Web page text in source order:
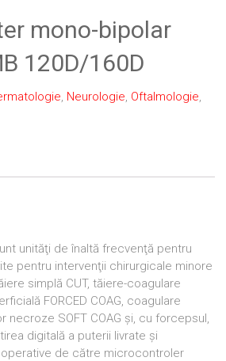
mono-bipolar
120D/160D
, Neurologie, Oftalmologie,
unităţi de înaltă frecvenţă pentru
pentru intervenţii chirurgicale minore
simplă CUT, tăiere-coagulare
FORCED COAG, coagulare
necroze SOFT COAG şi, cu forcepsul,
digitală a puterii livrate şi
de către microcontroler